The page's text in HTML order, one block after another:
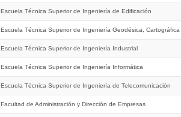
Escuela Técnica Superior de Ingeniería de Edificación
Escuela Técnica Superior de Ingeniería Geodésica, Cartográfica
Escuela Técnica Superior de Ingeniería Industrial
Escuela Técnica Superior de Ingeniería Informática
Escuela Técnica Superior de Ingeniería de Telecomunicación
Facultad de Administración y Dirección de Empresas